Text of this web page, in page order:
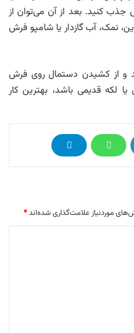
جذب کنید. بعد از آن می‌توان از
نمک، آب گازدار یا شامپو فرش
و از کشیدن دستمال روی فرش
لکه قدیمی باشد، بهترین کار
موردنیاز علامت‌گذاری شده‌اند*